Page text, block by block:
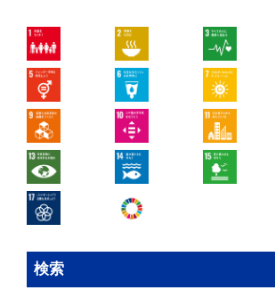
検索